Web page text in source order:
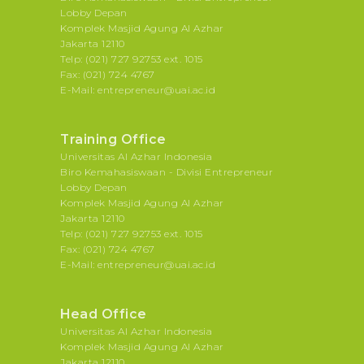
Lobby Depan
Komplek Masjid Agung Al Azhar
Jakarta 12110
Telp: (021) 727 92753 ext. 1015
Fax: (021) 724 4767
E-Mail: entrepreneur@uai.ac.id
Training Office
Universitas Al Azhar Indonesia
Biro Kemahasiswaan - Divisi Entrepreneur
Lobby Depan
Komplek Masjid Agung Al Azhar
Jakarta 12110
Telp: (021) 727 92753 ext. 1015
Fax: (021) 724 4767
E-Mail: entrepreneur@uai.ac.id
Head Office
Universitas Al Azhar Indonesia
Komplek Masjid Agung Al Azhar